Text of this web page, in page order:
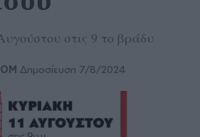
στις 9 το βράδυ
Δημοσίευση 7/8/2024